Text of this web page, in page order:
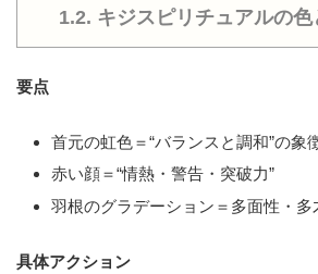
1.2. キジスピリチュアルの
要点
首元の虹色＝“バランスと調和”の象
赤い顔＝“情熱・警告・突破力”
羽根のグラデーション＝多面性・多
具体アクション